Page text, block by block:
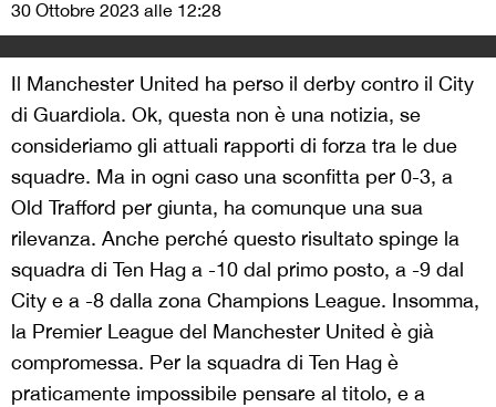
30 Ottobre 2023 alle 12:28
Il Manchester United ha perso il derby contro il City
di Guardiola. Ok, questa non è una notizia, se
consideriamo gli attuali rapporti di forza tra le due
squadre. Ma in ogni caso una sconfitta per 0-3, a
Old Trafford per giunta, ha comunque una sua
rilevanza. Anche perché questo risultato spinge la
squadra di Ten Hag a -10 dal primo posto, a -9 dal
City e a -8 dalla zona Champions League. Insomma,
la Premier League del Manchester United è già
compromessa. Per la squadra di Ten Hag è
praticamente impossibile pensare al titolo, e a